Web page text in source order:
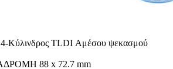
TLDI Αμέσου ψεκασμού
88 x 72.7 mm